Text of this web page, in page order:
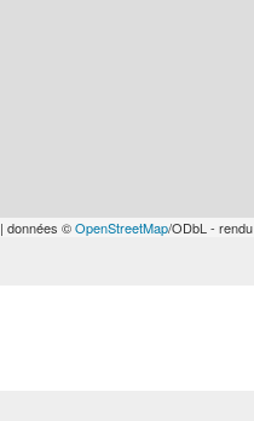
| données ©OpenStreetMap/ODbL - rendu